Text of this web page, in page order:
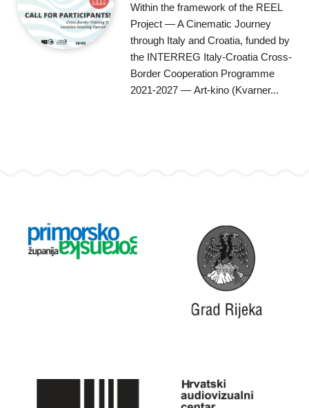
Within the framework of the REEL
Project — A Cinematic Journey
through Italy and Croatia, funded by
the INTERREG Italy-Croatia Cross-
Border Cooperation Programme
2021-2027 — Art-kino (Kvarner...